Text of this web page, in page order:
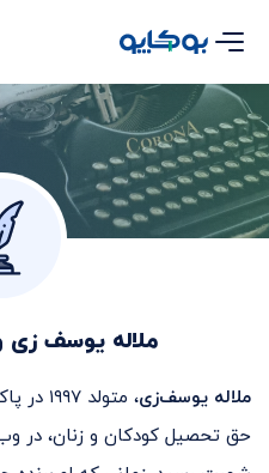
ملاله یوسف زی
ملاله یوسف‌زی
،